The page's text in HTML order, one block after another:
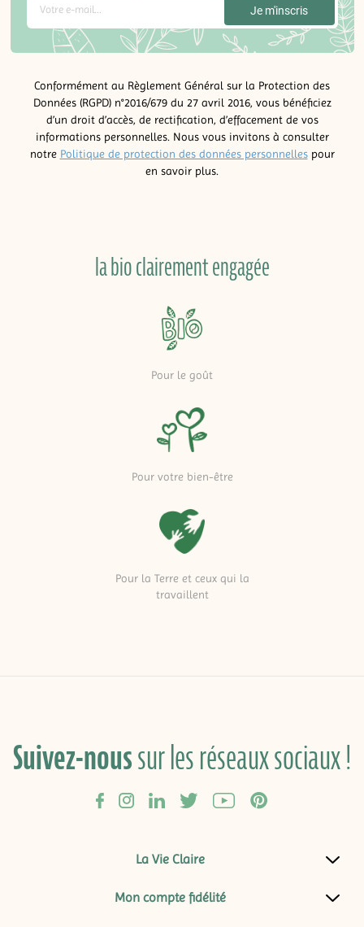
Conformément au Règlement Général sur la Protection des
Données (RGPD) n°2016/679 du 27 avril 2016, vous bénéficiez
d’un droit d’accès, de rectification, d’effacement de vos
informations personnelles. Nous vous invitons à consulter
notre Politique de protection des données personnellespour
en savoir plus.
la bio clairement engagée
Pour le goût
Pour votre bien-être
Pour la Terre et ceux qui la
travaillent
Suivez-noussur les réseaux sociaux !
La Vie Claire
Mon compte fidélité